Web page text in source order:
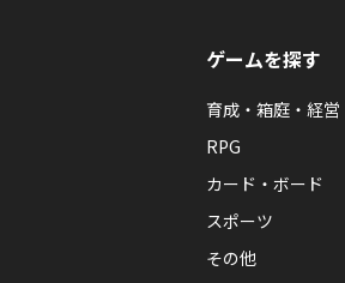
ゲームを探す
育成・箱庭・経営
RPG
カード・ボード
スポーツ
その他